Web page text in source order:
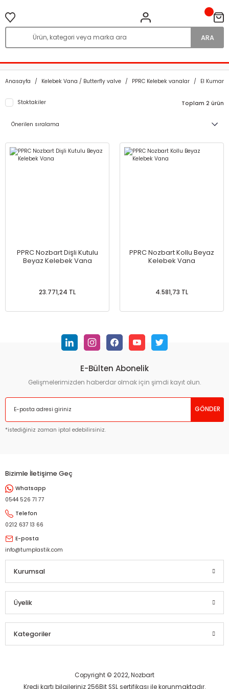
ARA
Anasayfa Kelebek Vana / Butterfly valve PPRC Kelebek vanalar El
Stoktakiler Toplam 2 ürün
PPRC Nozbart Dişli Kutulu
Beyaz Kelebek Vana
23.771,24 TL
PPRC Nozbart Kollu Beyaz
Kelebek Vana
4.581,73 TL
E-Bülten Abonelik
Gelişmelerimizden haberdar olmak için şimdi kayıt olun.
GÖNDER
*istediğiniz zaman iptal edebilirsiniz.
Bizimle İletişime Geç
Whatsapp
0544 526 71 77
Telefon
0212 637 13 66
E-posta
info@tumplastik.com
Kurumsal
Üyelik
Kategoriler
Copyright © 2022, Nozbart
Kredi kartı bilgileriniz 256Bit SSL sertifikası ile korunmaktadır.